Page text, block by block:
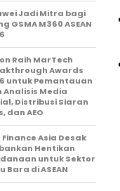
Jadi Mitra bagi
GSMA M360 ASEAN
Raih MarTech
Awards
untuk Pemantauan
Analisis Media
Distribusi Siaran
dan AEO
Finance Asia Desak
Hentikan
untuk Sektor
Bara di ASEAN